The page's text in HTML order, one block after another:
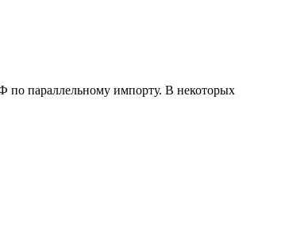
по параллельному импорту. В некоторых